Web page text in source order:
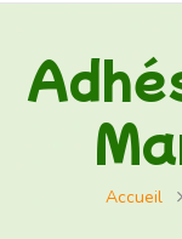
Accueil